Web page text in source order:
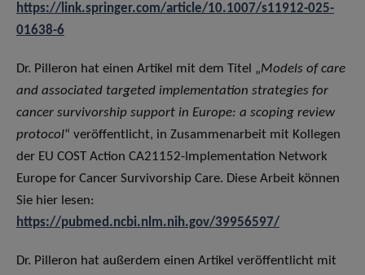
https://link.springer.com/article/10.1007/s11912-025-
01638-6
Dr. Pilleron hat einen Artikel mit dem Titel „Models of care
and associated targeted implementation strategies for
cancer survivorship support in Europe: a scoping review
protocol“ veröffentlicht, in Zusammenarbeit mit Kollegen
der EU COST Action CA21152-Implementation Network
Europe for Cancer Survivorship Care. Diese Arbeit können
Sie hier lesen:
https://pubmed.ncbi.nlm.nih.gov/39956597/
Dr. Pilleron hat außerdem einen Artikel veröffentlicht mit